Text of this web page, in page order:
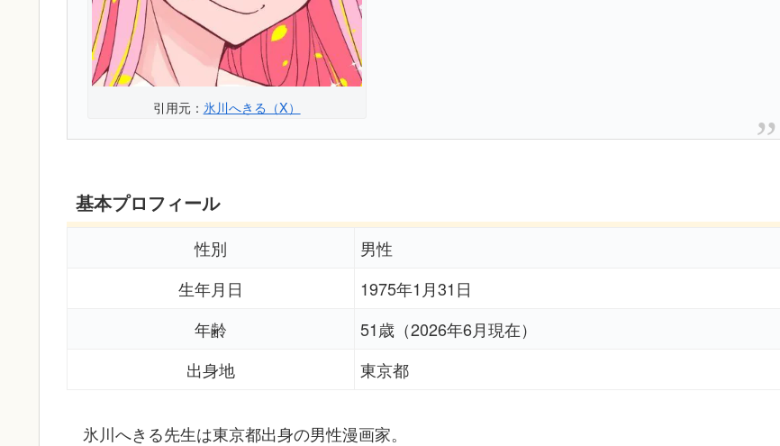
引用元： 氷川へきる（X）
基本プロフィール
性別
男性
生年月日
1975年1月31日
年齢
51歳（2026年6月現在）
出身地
東京都
氷川へきる先生は東京都出身の男性漫画家。